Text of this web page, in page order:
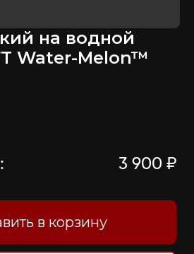
на водной
Water-Melon™
3 900 ₽
в корзину